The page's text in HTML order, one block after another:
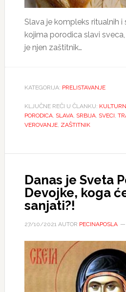
Slava je kompleks ritualnih i
kojima porodica slavi
je njen zaštitnik…
KATEGORIJA: PRELISTAVANJE
KLJUČNE REČI U ČLANKU:
PORODICA, SLAVA, SRBIJA, SVECI,
VEROVANJE, ZAŠTITNIK
Danas je Sveta
Devojke, koga
sanjati?!
27/10/2021AUTOR PECINAPOSLA